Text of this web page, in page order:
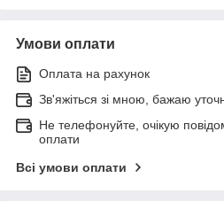
Умови оплати
Оплата на рахунок
Зв'яжіться зі мною, бажаю
Не телефонуйте, очікую
оплати
Всі умови оплати